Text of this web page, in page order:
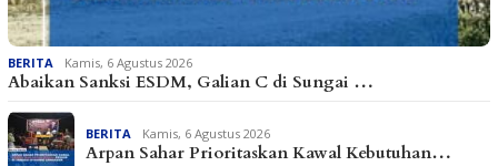
BERITA Kamis, 6 Agustus 2026
Abaikan Sanksi ESDM, Galian C di Sungai …
BERITA Kamis, 6 Agustus 2026
Arpan Sahar Prioritaskan Kawal Kebutuhan…